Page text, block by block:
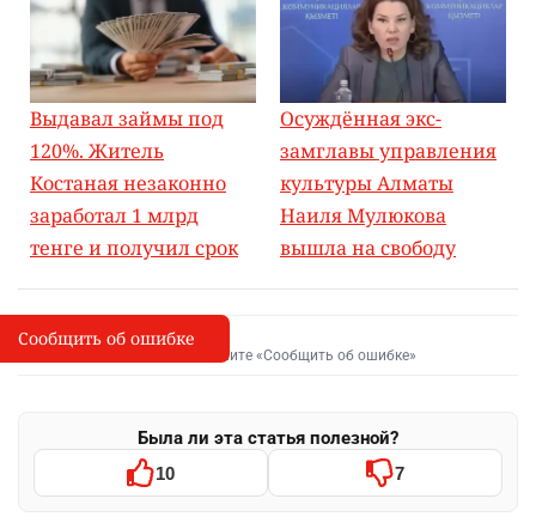
Выдавал займы под
120%. Житель
Костаная незаконно
заработал 1 млрд
тенге и получил срок
Осуждённая экс-
замглавы управления
культуры Алматы
Наиля Мулюкова
вышла на свободу
I
Сообщить об опечатке
Выделите фрагмент и нажмите «Сообщить об ошибке»
Была ли эта статья полезной?
10 7
Сообщить об ошибке